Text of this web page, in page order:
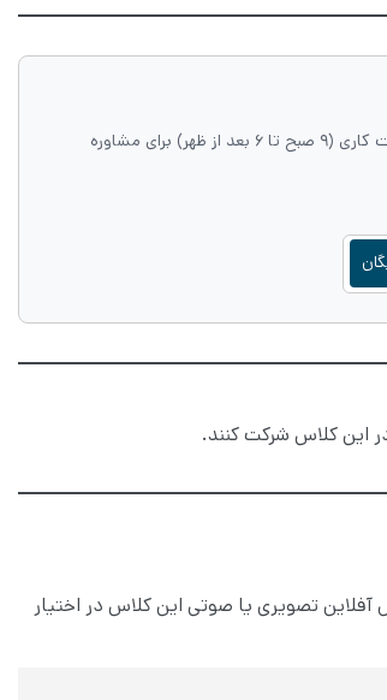
شماره همراه خود را وارد کنید، تا مشاوران ما طی دو روز کاری آینده در ساعت کاری (۹ صبح تا ۶ بعد از ظهر) برای مشاوره
تصویری یا صوتی این کلاس در اختیار